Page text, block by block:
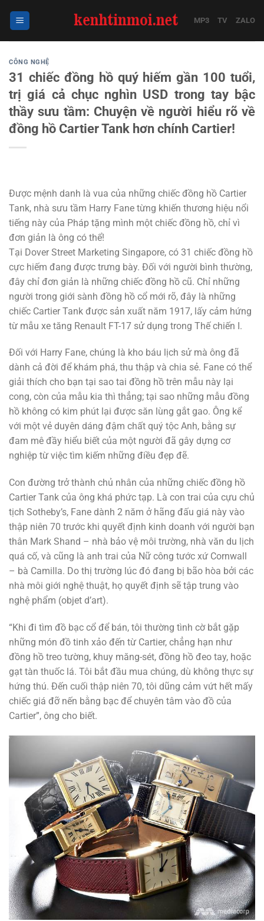
MP3 TV ZALO
CÔNG NGHỆ
31 chiếc đồng hồ quý hiếm gần 100 tuổi,
trị giá cả chục nghìn USD trong tay bậc
thầy sưu tầm: Chuyện về người hiểu rõ về
đồng hồ Cartier Tank hơn chính Cartier!
Được mệnh danh là vua của những chiếc đồng hồ Cartier
Tank, nhà sưu tầm Harry Fane từng khiến thương hiệu nổi
tiếng này của Pháp tặng mình một chiếc đồng hồ, chỉ vì
đơn giản là ông có thể!
Tại Dover Street Marketing Singapore, có 31 chiếc đồng hồ
cực hiếm đang được trưng bày. Đối với người bình thường,
đây chỉ đơn giản là những chiếc đồng hồ cũ. Chỉ những
người trong giới sành đồng hồ cổ mới rõ, đây là những
chiếc Cartier Tank được sản xuất năm 1917, lấy cảm hứng
từ mẫu xe tăng Renault FT-17 sử dụng trong Thế chiến I.
Đối với Harry Fane, chúng là kho báu lịch sử mà ông đã
dành cả đời để khám phá, thu thập và chia sẻ. Fane có thể
giải thích cho bạn tại sao tai đồng hồ trên mẫu này lại
cong, còn của mẫu kia thì thẳng; tại sao những mẫu đồng
hồ không có kim phút lại được săn lùng gắt gao. Ông kể
với một vẻ duyên dáng đậm chất quý tộc Anh, bằng sự
đam mê đầy hiểu biết của một người đã gây dựng cơ
nghiệp từ việc tìm kiếm những điều đẹp đẽ.
Con đường trở thành chủ nhân của những chiếc đồng hồ
Cartier Tank của ông khá phức tạp. Là con trai của cựu chủ
tịch Sotheby’s, Fane dành 2 năm ở hãng đấu giá này vào
thập niên 70 trước khi quyết định kinh doanh với người bạn
thân Mark Shand – nhà bảo vệ môi trường, nhà văn du lịch
quá cố, và cũng là anh trai của Nữ công tước xứ Cornwall
– bà Camilla. Do thị trường lúc đó đang bị bão hòa bởi các
nhà môi giới nghệ thuật, họ quyết định sẽ tập trung vào
nghệ phẩm (objet d’art).
“Khi đi tìm đồ bạc cổ để bán, tôi thường tình cờ bắt gặp
những món đồ tinh xảo đến từ Cartier, chẳng hạn như
đồng hồ treo tường, khuy măng-sét, đồng hồ đeo tay, hoặc
gạt tàn thuốc lá. Tôi bắt đầu mua chúng, dù không thực sự
hứng thú. Đến cuối thập niên 70, tôi dũng cảm vứt hết mấy
chiếc giá đỡ nến bằng bạc để chuyên tâm vào đồ của
Cartier”, ông cho biết.